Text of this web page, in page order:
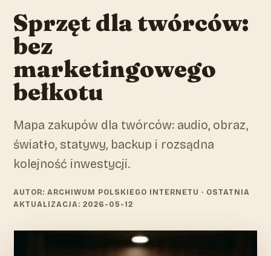
Sprzęt dla twórców:
bez
marketingowego
bełkotu
Mapa zakupów dla twórców: audio, obraz,
światło, statywy, backup i rozsądna
kolejność inwestycji.
AUTOR: ARCHIWUM POLSKIEGO INTERNETU · OSTATNIA
AKTUALIZACJA: 2026-05-12